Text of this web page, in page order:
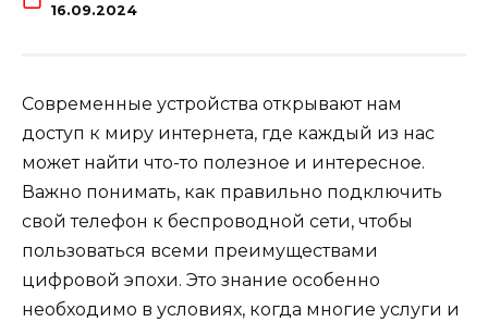
16.09.2024
Современные устройства открывают нам
доступ к миру интернета, где каждый из нас
может найти что-то полезное и интересное.
Важно понимать, как правильно подключить
свой телефон к беспроводной сети, чтобы
пользоваться всеми преимуществами
цифровой эпохи. Это знание особенно
необходимо в условиях, когда многие услуги и